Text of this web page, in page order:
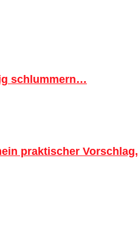
schlummern…
praktischer Vorschlag,